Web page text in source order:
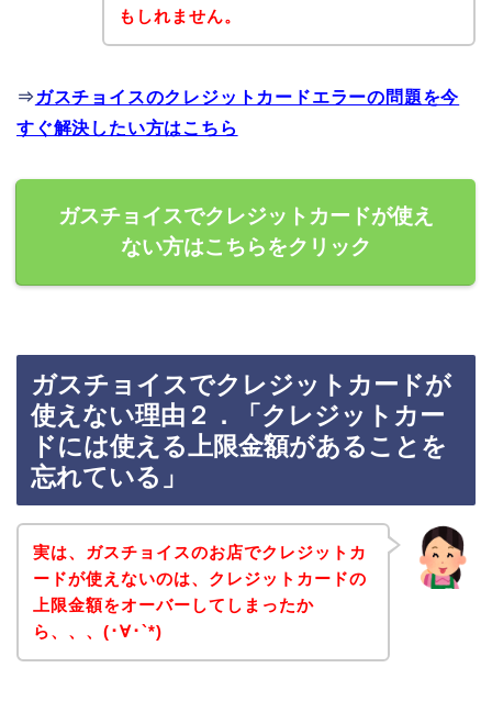
もしれません。
⇒ ガスチョイスのクレジットカードエラーの問題を今
すぐ解決したい方はこちら
ガスチョイスでクレジットカードが使え
ない方はこちらをクリック
ガスチョイスでクレジットカードが
使えない理由２．「クレジットカー
ドには使える上限金額があることを
忘れている」
実は、ガスチョイスのお店でクレジットカ
ードが使えないのは、クレジットカードの
上限金額をオーバーしてしまったか
ら、、、(･∀･`*)